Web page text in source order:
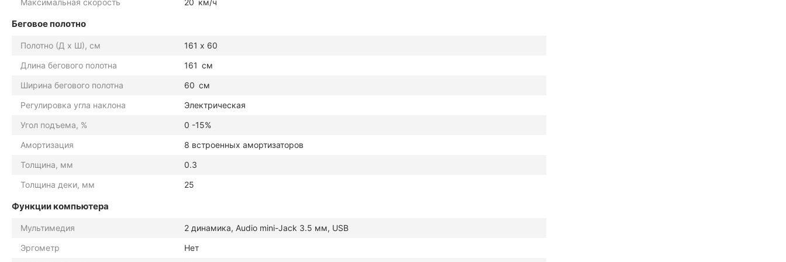
Максимальная скорость 20 км/ч
Беговое полотно
Полотно (Д х Ш), см
161 х 60
Длина бегового полотна
161 см
Ширина бегового полотна
60 см
Регулировка угла наклона
Электрическая
Угол подъема, %
0 -15%
Амортизация
8 встроенных амортизаторов
Толщина, мм
0.3
Толщина деки, мм
25
Функции компьютера
Мультимедия
2 динамика, Audio mini-Jack 3.5 мм, USB
Эргометр
Нет